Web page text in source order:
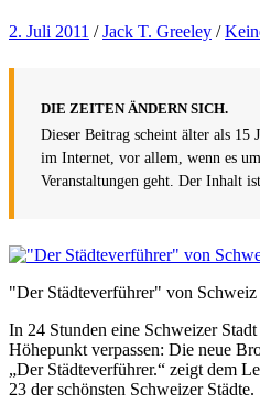
2. Juli 2011 /Jack T. Greeley /
DIE ZEITEN ÄNDERN SICH.
Dieser Beitrag scheint älter als 15
im Internet, vor allem, wenn es
Veranstaltungen geht. Der Inhalt
"Der Städteverführer" von Schweiz
In 24 Stunden eine Schweizer
Höhepunkt verpassen: Die neue
„Der Städteverführer.“ zeigt dem
23 der schönsten Schweizer Städte.